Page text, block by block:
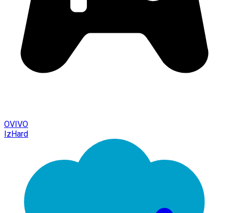
OVIVO
IzHard